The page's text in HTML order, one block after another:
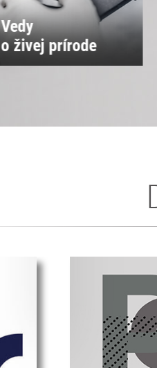
Vedy o spoločnosti
a kultúre